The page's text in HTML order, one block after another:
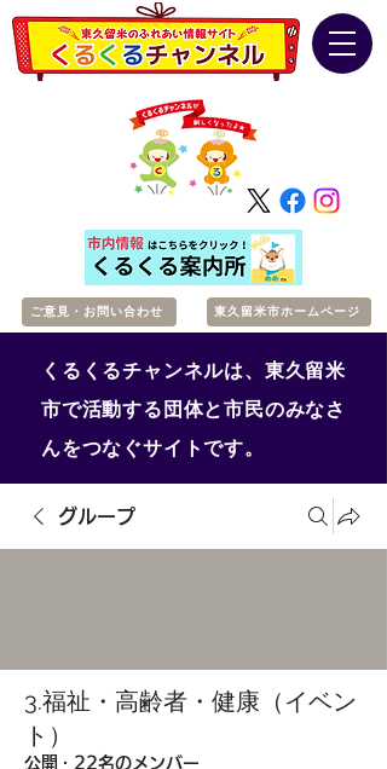
ご意見・お問い合わせ 東久留米市ホームページ
くるくるチャンネルは、東久留米
市で活動する団体と市民のみなさ
んをつなぐサイトです。
グループ
3.福祉・高齢者・健康（イベン
ト）
公開 · 22名のメンバー